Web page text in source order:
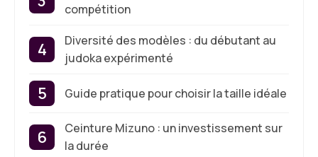
compétition
Diversité des modèles : du débutant au
judoka expérimenté
Guide pratique pour choisir la taille idéale
Ceinture Mizuno : un investissement sur
la durée